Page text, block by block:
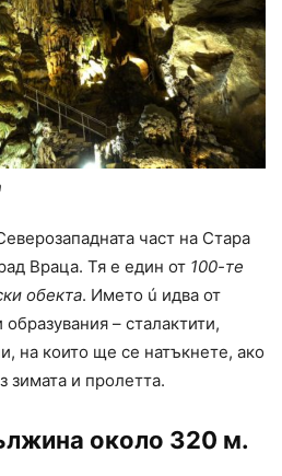
част на Стара
Враца. Тя е един от 100-те
обекта. Името ú идва от
– сталактити,
на които ще се натъкнете, ако
зимата и пролетта.
около 320 м.